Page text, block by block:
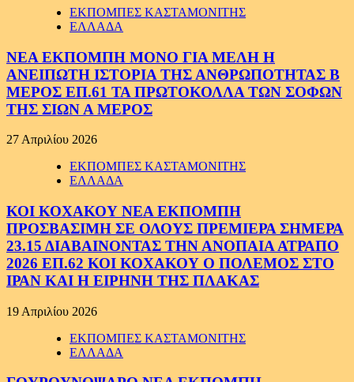
ΕΚΠΟΜΠΕΣ ΚΑΣΤΑΜΟΝΙΤΗΣ
ΕΛΛΑΔΑ
ΝΕΑ ΕΚΠΟΜΠΗ ΜΟΝΟ ΓΙΑ ΜΕΛΗ Η
ΑΝΕΙΠΩΤΗ ΙΣΤΟΡΙΑ ΤΗΣ ΑΝΘΡΩΠΟΤΗΤΑΣ Β
ΜΕΡΟΣ ΕΠ.61 ΤΑ ΠΡΩΤΟΚΟΛΛΑ ΤΩΝ ΣΟΦΩΝ
ΤΗΣ ΣΙΩΝ Α ΜΕΡΟΣ
27 Απριλίου 2026
ΕΚΠΟΜΠΕΣ ΚΑΣΤΑΜΟΝΙΤΗΣ
ΕΛΛΑΔΑ
ΚΟΙ ΚΟΧΑΚΟΥ ΝΕΑ ΕΚΠΟΜΠΗ
ΠΡΟΣΒΑΣΙΜΗ ΣΕ ΟΛΟΥΣ ΠΡΕΜΙΕΡΑ ΣΗΜΕΡΑ
23.15 ΔΙΑΒΑΙΝΟΝΤΑΣ ΤΗΝ ΑΝΟΠΑΙΑ ΑΤΡΑΠΟ
2026 ΕΠ.62 ΚΟΙ ΚΟΧΑΚΟΥ Ο ΠΟΛΕΜΟΣ ΣΤΟ
ΙΡΑΝ ΚΑΙ Η ΕΙΡΗΝΗ ΤΗΣ ΠΛΑΚΑΣ
19 Απριλίου 2026
ΕΚΠΟΜΠΕΣ ΚΑΣΤΑΜΟΝΙΤΗΣ
ΕΛΛΑΔΑ